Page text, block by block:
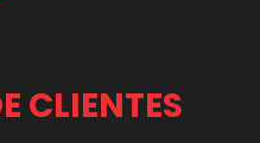
CLIENTES